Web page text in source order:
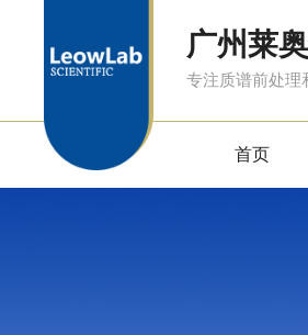
广州莱
专注质谱前处理
首页